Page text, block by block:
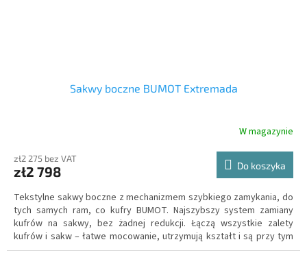
Sakwy boczne BUMOT Extremada
W magazynie
zł2 275 bez VAT
zł2 798 Do koszyka
Tekstylne sakwy boczne z mechanizmem szybkiego zamykania, do
tych samych ram, co kufry BUMOT. Najszybszy system zamiany
kufrów na sakwy, bez żadnej redukcji. Łączą wszystkie zalety
kufrów i sakw – łatwe mocowanie, utrzymują kształt i są przy tym
znacznie lżejsze niż kufry, lepiej nadają się i zapewniają większe